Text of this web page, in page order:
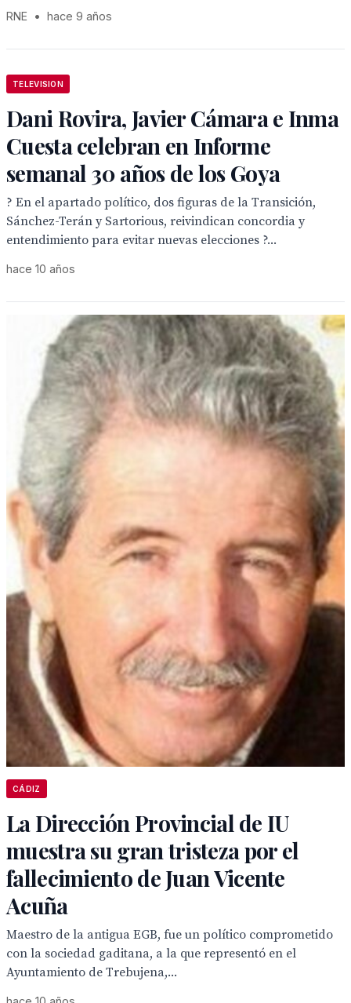
RNE • hace 9 años
TELEVISION
Dani Rovira, Javier Cámara e Inma
Cuesta celebran en Informe
semanal 30 años de los Goya
? En el apartado político, dos figuras de la Transición,
Sánchez-Terán y Sartorious, reivindican concordia y
entendimiento para evitar nuevas elecciones ?...
hace 10 años
CÁDIZ
La Dirección Provincial de IU
muestra su gran tristeza por el
fallecimiento de Juan Vicente
Acuña
Maestro de la antigua EGB, fue un político comprometido
con la sociedad gaditana, a la que representó en el
Ayuntamiento de Trebujena,...